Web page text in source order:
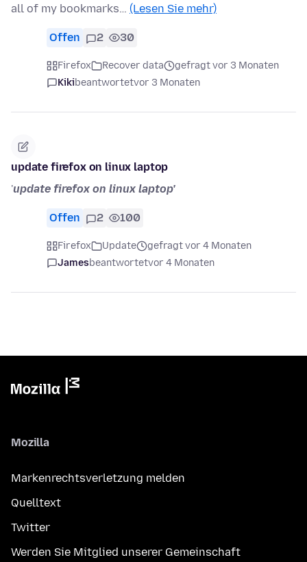
all of my bookmarks… (Lesen Sie mehr)
Offen 2 30
Firefox Recover data
gefragt vor 3 Monaten
Kikibeantwortetvor 3 Monaten
update firefox on linux laptop
'update firefox on linux laptop'
Offen 2 100
Firefox Update
gefragt vor 4 Monaten
Jamesbeantwortetvor 4 Monaten
Mozilla
Markenrechtsverletzung melden
Quelltext
Twitter
Werden Sie Mitglied unserer Gemeinschaft